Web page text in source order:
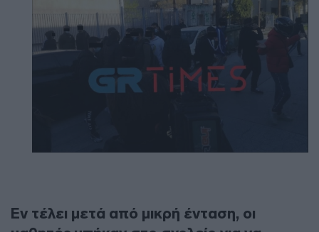
Εν τέλει μετά από μικρή ένταση, οι